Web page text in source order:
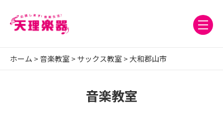
ホーム >音楽教室 > サックス教室 > 大和郡山市
音楽教室